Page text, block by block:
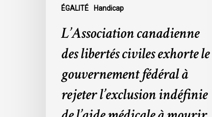
ÉGALITÉ Handicap
rejeter
indéfinie
l’aide
médicale
mourir
L’Association canadienne
des libertés civiles exhorte le
gouvernement fédéral à
rejeter l’exclusion indéfinie